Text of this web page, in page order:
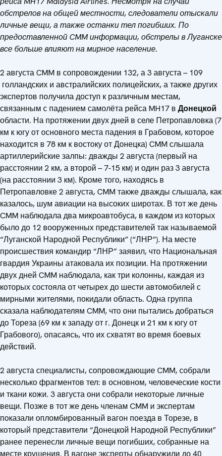
обстрелов на общей местности, следователи отыскали
личные вещи, а также останки тел погибших. По
предоставленной CMM информации, обстрелы в Луганске
все больше влияют на мирное население.
2 августа CMM в сопровождении 132, а 3 августа – 109
голландских и австралийских полицейских, а также других
экспертов получила доступ к различным местам,
связанным с падением самолёта рейса MH17 в Донецкой
области. На протяжении двух дней в селе Петропавловка (7
км к югу от основного места падения в Грабовом, которое
находится в 78 км к востоку от Донецка) CMM слышала
артиллерийские залпы: дважды 2 августа (первый на
расстоянии 2 км, а второй – 7-15 км) и один раз 3 августа
(на расстоянии 3 км). Кроме того, находясь в
Петропавловке 2 августа, CMM также дважды слышала, как
казалось, шум авиации на высоких широтах. В тот же день
CMM наблюдала два микроавтобуса, в каждом из которых
было до 12 вооруженных представителей так называемой
“Луганской Народной Республики” (“ЛНР”). На месте
происшествия командир “ЛНР” заявил, что Национальная
гвардия Украины атаковала их позиции. На протяжении
двух дней CMM наблюдала, как три колонны, каждая из
которых состояла от четырех до шести автомобилей с
мирными жителями, покидали область. Одна группа
сказала наблюдателям CMM, что они пытались добраться
до Тореза (69 км к западу от г. Донецк и 21 км к югу от
Грабового), опасаясь, что их схватят во время боевых
действий.
2 августа специалисты, сопровождающие CMM, собрали
несколько фрагментов тел: в основном, человеческие кости
и ткани кожи. 3 августа они собрали некоторые личные
вещи. Позже в тот же день членам CMM и экспертам
показали опломбированный вагон поезда в Торезе, в
который представители “Донецкой Народной Республики”
ранее перенесли личные вещи погибших, собранные на